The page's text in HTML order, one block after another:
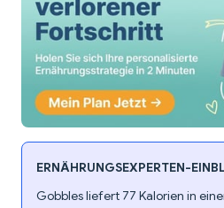
ERNÄHRUNGSEXPERTEN-
Gobbles liefert 77 Kalorien in